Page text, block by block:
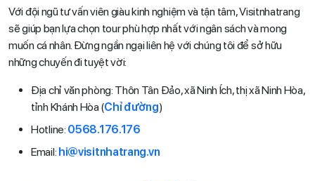
Với đội ngũ tư vấn viên giàu kinh nghiệm và tận tâm, Visitnhatrang
sẽ giúp bạn lựa chọn tour phù hợp nhất với ngân sách và mong
muốn cá nhân. Đừng ngần ngại liên hệ với chúng tôi để sở hữu
những chuyến đi tuyệt vời:
Địa chỉ văn phòng: Thôn Tân Đảo, xã Ninh Ích, thị xã Ninh Hòa,
tỉnh Khánh Hòa (Chỉ đường)
Hotline: 0568.176.176
Email: hi@visitnhatrang.vn